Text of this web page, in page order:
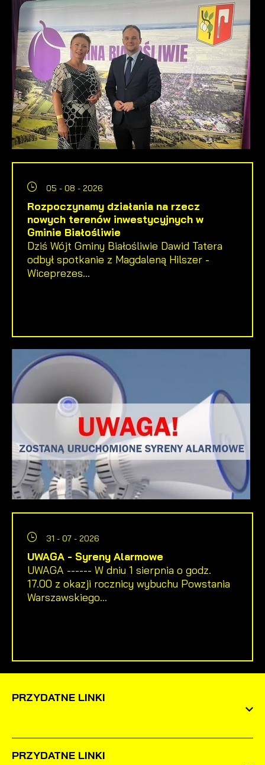
05 - 08 - 2026
Rozpoczynamy działania na rzecz
nowych terenów inwestycyjnych w
Gminie Białośliwie
Dziś Wójt Gminy Białośliwie Dawid Tatera
odbył spotkanie z Magdaleną Hilszer -
Wiceprezes...
31 - 07 - 2026
UWAGA - Syreny Alarmowe
UWAGA ------ W dniu 1 sierpnia o godz.
17.00 z okazji rocznicy wybuchu Powstania
Warszawskiego...
PRZYDATNE LINKI
PRZYDATNE LINKI